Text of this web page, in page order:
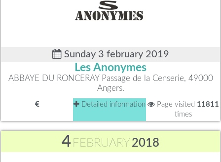
Sunday 3 february 2019
Les Anonymes
ABBAYE DU RONCERAY Passage de la Censerie, 49000
Angers.
Detailed information Page visited 11811
times
4 FEBRUARY 2018